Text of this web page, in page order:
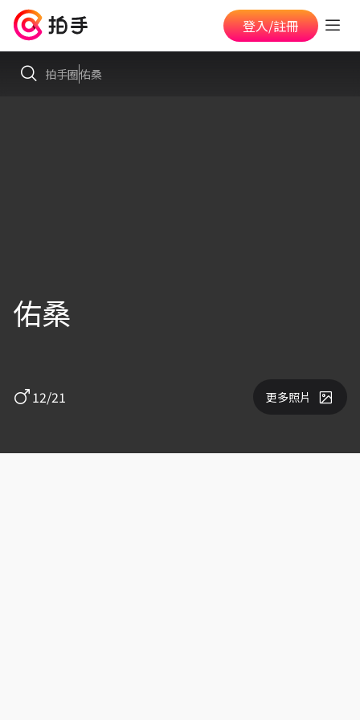
登入/註冊
拍手圈佑桑
佑桑
12/21 更多照片